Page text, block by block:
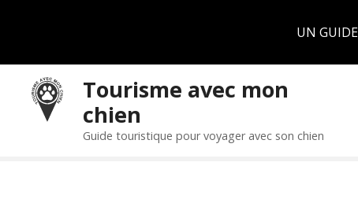
UN
Tourisme avec mon
chien
Guide touristique pour voyager avec son chien